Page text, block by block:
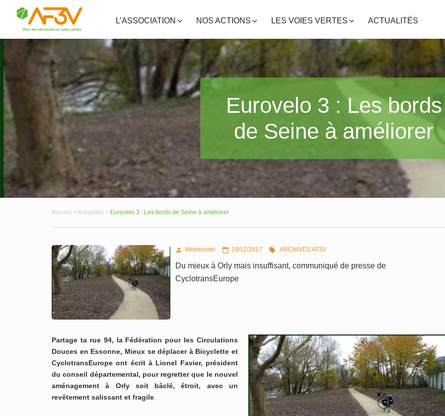
L’ASSOCIATION NOS ACTIONS LES VOIES VERTES ACTUALITÉS
Eurovelo 3 : Les bords
de Seine à améliorer
Accueil > Actualités > Eurovelo 3 : Les bords de Seine à améliorer
 Webmaster  19/12/2017  ARCHIVES AF3V
Du mieux à Orly mais insuffisant, communiqué de presse de
CyclotransEurope
Partage ta rue 94, la Fédération pour les Circulations
Douces en Essonne, Mieux se déplacer à Bicyclette et
CyclotransEurope ont écrit à Lionel Favier, président
du conseil départemental, pour regretter que le nouvel
aménagement à Orly soit bâclé, étroit, avec un
revêtement salissant et fragile